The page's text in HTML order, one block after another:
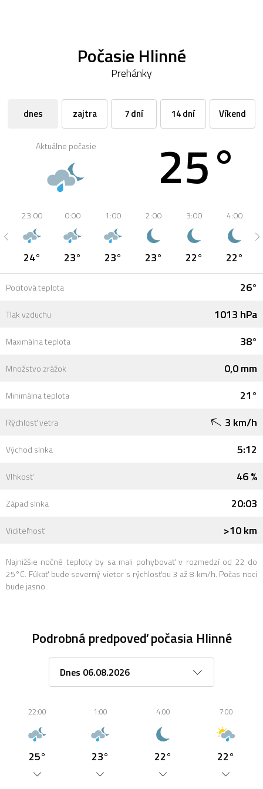
Počasie Hlinné
Prehánky
dnes zajtra 7 dní 14 dní Víkend
Aktuálne počasie 25°
23:00
24°
0:00
23°
1:00
23°
2:00
23°
3:00
22°
4:00
22°
Pocitová teplota 26°
Tlak vzduchu 1013 hPa
Maximálna teplota 38°
Množstvo zrážok 0,0 mm
Minimálna teplota 21°
Rýchlosť vetra 3 km/h
Východ slnka 5:12
Vlhkosť 46 %
Západ slnka 20:03
Viditeľnosť >10 km
Najnižšie nočné teploty by sa mali pohybovať v rozmedzí od 22 do
25°C. Fúkať bude severný vietor s rýchlosťou 3 až 8 km/h. Počas noci
bude jasno.
Podrobná predpoveď počasia Hlinné
22:00
25°
1:00
23°
4:00
22°
7:00
22°